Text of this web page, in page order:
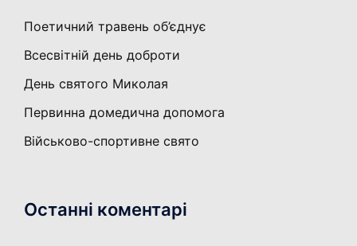
Поетичний травень об’єднує
Всесвітній день доброти
День святого Миколая
Первинна домедична допомога
Військово-спортивне свято
Останні коментарі